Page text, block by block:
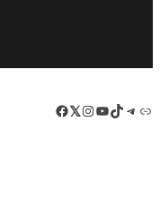
Facebook
LinkedIn
Instagram
YouTube
TikTok